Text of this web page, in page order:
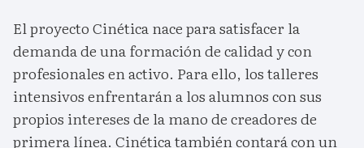
El proyecto Cinética nace para satisfacer la
demanda de una formación de calidad y con
profesionales en activo. Para ello, los talleres
intensivos enfrentarán a los alumnos con sus
propios intereses de la mano de creadores de
primera línea. Cinética también contará con un